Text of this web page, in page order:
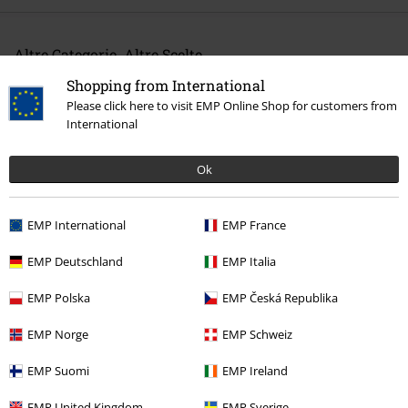
Shopping from International
Please click here to visit EMP Online Shop for customers from
International
Ok
EMP International EMP France
EMP Deutschland EMP Italia
EMP Polska EMP Česká Republika
EMP Norge EMP Schweiz
EMP Suomi EMP Ireland
Altre Categorie. Altre Scelte.
Band Merch Top Bands Guns n' Roses
Band Merch Album Vinili
Band Merch Genere Hardrock
Offerte % Media
Newsletter
Iscriviti ora e ricevi un buono sconto del 15%!
Altro